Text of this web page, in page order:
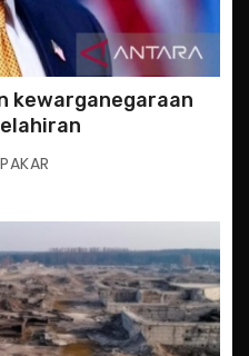
kewarganegaraan